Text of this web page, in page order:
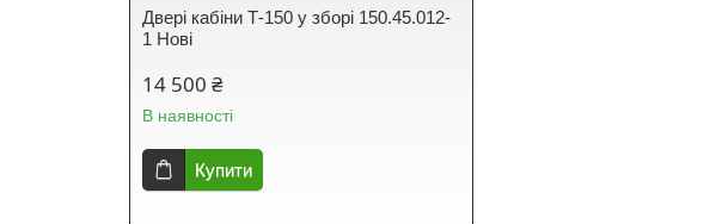
Двері кабіни Т-150 у зборі 150.45.012-
1 Нові
14 500 ₴
В наявності
Купити